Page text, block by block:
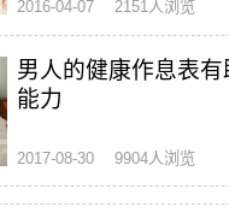
2016-04-07 2151人浏览
男人的健康作息表
能力
2017-08-30 9904人浏览